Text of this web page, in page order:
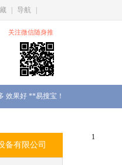
导航
关注微信随身推
效果好 **易搜宝！
备有限公司
1